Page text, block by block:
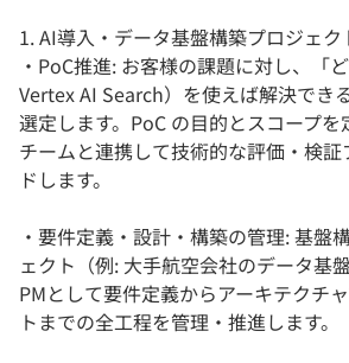
1. AI導入・データ基盤構築プロジェク
・PoC推進: お客様の課題に対し、「
Vertex AI Search）を使えば解決でき
選定します。PoC の目的とスコープ
チームと連携して技術的な評価・検
ドします。
・要件定義・設計・構築の管理: 基盤
ェクト（例: 大手航空会社のデータ基
PMとして要件定義からアーキテクチ
トまでの全工程を管理・推進します。